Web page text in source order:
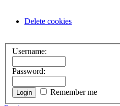
Delete cookies
Username:
Password:
Remember me